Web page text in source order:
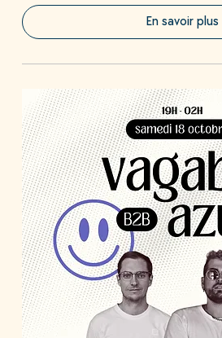
En savoir plus